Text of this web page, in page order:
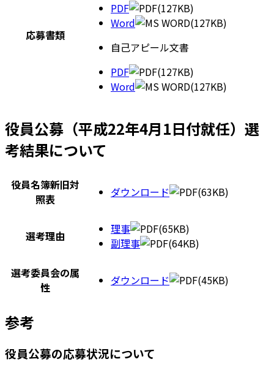
応募書類
PDF
(127KB)
Word
(127KB)
自己アピール文書
PDF
(127KB)
Word
(127KB)
役員公募（平成22年4月1日付就任）選
考結果について
役員名簿新旧対
照表
ダウンロード (63KB)
選考理由 理事
(65KB)
副理事
(64KB)
選考委員会の属
性
ダウンロード (45KB)
参考
役員公募の応募状況について